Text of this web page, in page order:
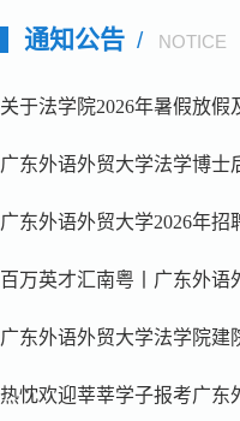
通知公告 / NOTICE
关于法学院2026年暑假放假
广东外语外贸大学法学博士
广东外语外贸大学2026年
百万英才汇南粤丨广东外语
广东外语外贸大学法学院建
热忱欢迎莘莘学子报考广东